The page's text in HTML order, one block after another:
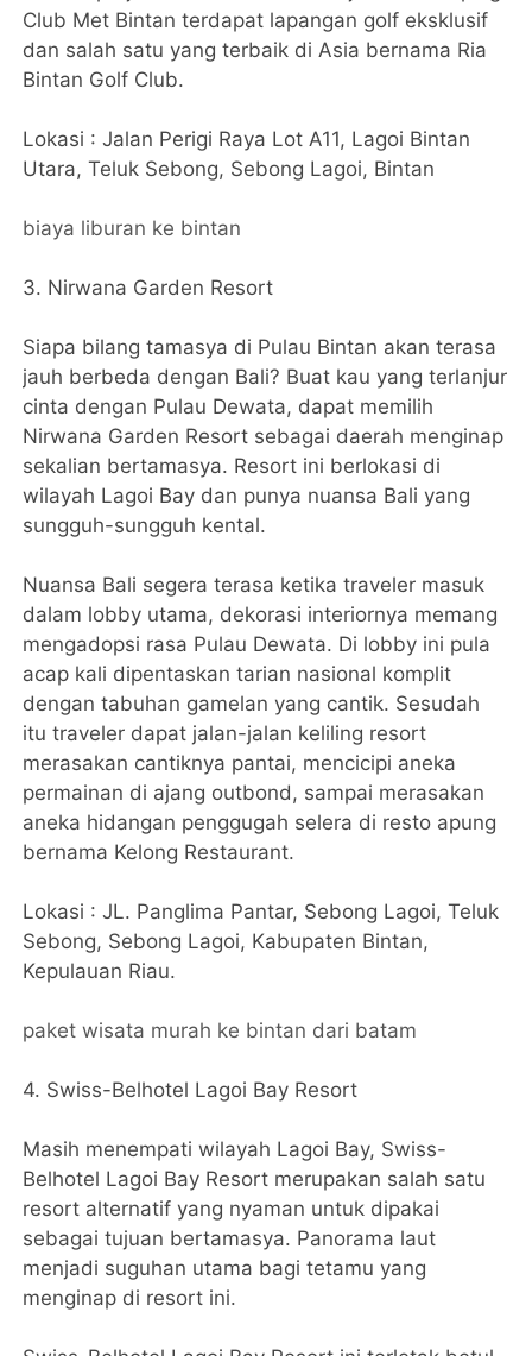
Club Met Bintan terdapat lapangan golf eksklusif
dan salah satu yang terbaik di Asia bernama Ria
Bintan Golf Club.
Lokasi : Jalan Perigi Raya Lot A11, Lagoi Bintan
Utara, Teluk Sebong, Sebong Lagoi, Bintan
biaya liburan ke bintan
3. Nirwana Garden Resort
Siapa bilang tamasya di Pulau Bintan akan terasa
jauh berbeda dengan Bali? Buat kau yang terlanjur
cinta dengan Pulau Dewata, dapat memilih
Nirwana Garden Resort sebagai daerah menginap
sekalian bertamasya. Resort ini berlokasi di
wilayah Lagoi Bay dan punya nuansa Bali yang
sungguh-sungguh kental.
Nuansa Bali segera terasa ketika traveler masuk
dalam lobby utama, dekorasi interiornya memang
mengadopsi rasa Pulau Dewata. Di lobby ini pula
acap kali dipentaskan tarian nasional komplit
dengan tabuhan gamelan yang cantik. Sesudah
itu traveler dapat jalan-jalan keliling resort
merasakan cantiknya pantai, mencicipi aneka
permainan di ajang outbond, sampai merasakan
aneka hidangan penggugah selera di resto apung
bernama Kelong Restaurant.
Lokasi : JL. Panglima Pantar, Sebong Lagoi, Teluk
Sebong, Sebong Lagoi, Kabupaten Bintan,
Kepulauan Riau.
paket wisata murah ke bintan dari batam
4. Swiss-Belhotel Lagoi Bay Resort
Masih menempati wilayah Lagoi Bay, Swiss-
Belhotel Lagoi Bay Resort merupakan salah satu
resort alternatif yang nyaman untuk dipakai
sebagai tujuan bertamasya. Panorama laut
menjadi suguhan utama bagi tetamu yang
menginap di resort ini.